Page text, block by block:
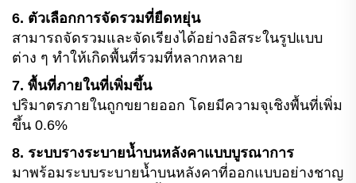
6. ตัวเลือกการจัดรวมที่ยืดหยุ่น
สามารถจัดรวมและจัดเรียงได้อย่างอิสระในรูปแบบ
ต่าง ๆ ทำให้เกิดพื้นที่รวมที่หลากหลาย
7. พื้นที่ภายในที่เพิ่มขึ้น
ปริมาตรภายในถูกขยายออก โดยมีความจุเชิงพื้นที่เพิ่ม
ขึ้น 0.6%
8. ระบบรางระบายน้ำบนหลังคาแบบบูรณาการ
มาพร้อมระบบระบายน้ำบนหลังคาที่ออกแบบอย่างชาญ